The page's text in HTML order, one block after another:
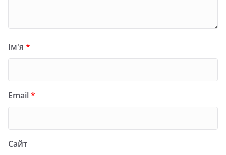
Ім'я *
Email*
Сайт